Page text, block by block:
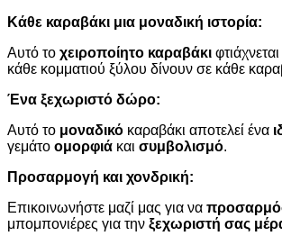
Κάθε καραβάκι μια μοναδική ιστορία:
Αυτό το χειροποίητο καραβάκι
κάθε κομματιού ξύλου δίνουν σε κάθε
Ένα ξεχωριστό δώρο:
Αυτό το μοναδικό καραβάκι αποτελεί ένα
γεμάτο ομορφιά και συμβολισμό.
Προσαρμογή και χονδρική:
Επικοινωνήστε μαζί μας για να
μπομπονιέρες για την ξεχωριστή σας